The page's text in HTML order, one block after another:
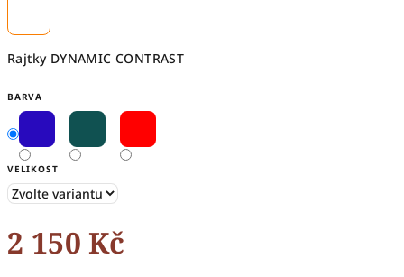
Rajtky DYNAMIC CONTRAST
BARVA
VELIKOST
2 150 Kč